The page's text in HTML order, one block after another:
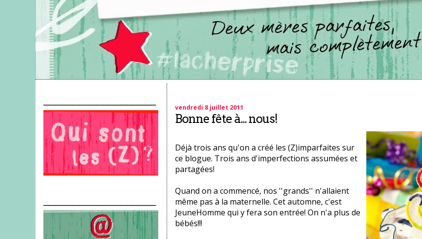
vendredi 8 juillet 2011
Bonne fête à... nous!
Déjà trois ans qu'on a créé les (Z)imparfaites sur
ce blogue. Trois ans d'imperfections assumées et
partagées!
Quand on a commencé, nos ''grands'' n'allaient
même pas à la maternelle. Cet automne, c'est
JeuneHomme qui y fera son entrée! On n'a plus de
bébés!!!